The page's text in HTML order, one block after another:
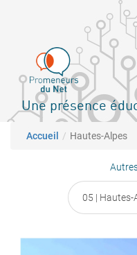
principal
Une présence
Fil d'Ariane
Accueil Hautes-Alpes